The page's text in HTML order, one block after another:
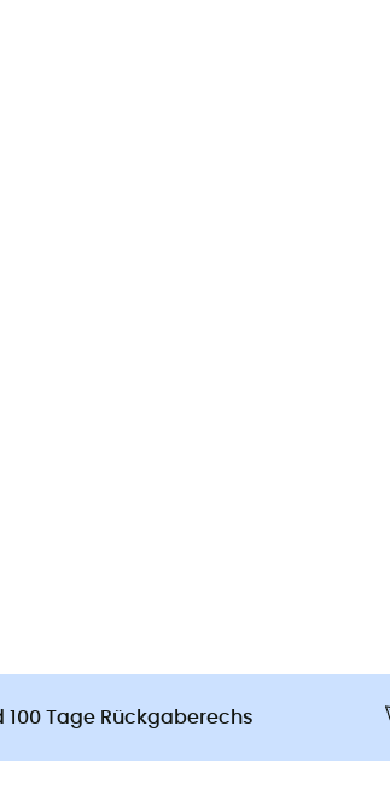
100 Tage Rückgaberechs